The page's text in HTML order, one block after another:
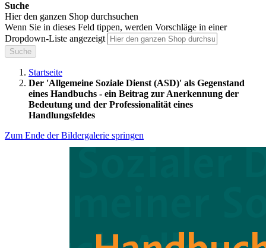
Suche
Hier den ganzen Shop durchsuchen
Wenn Sie in dieses Feld tippen, werden Vorschläge in einer
Dropdown-Liste angezeigt
Suche
Startseite
Der 'Allgemeine Soziale Dienst (ASD)' als Gegenstand
eines Handbuchs - ein Beitrag zur Anerkennung der
Bedeutung und der Professionalität eines
Handlungsfeldes
Zum Ende der Bildergalerie springen